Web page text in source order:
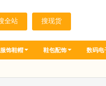
服饰鞋帽 鞋包配饰 数码电